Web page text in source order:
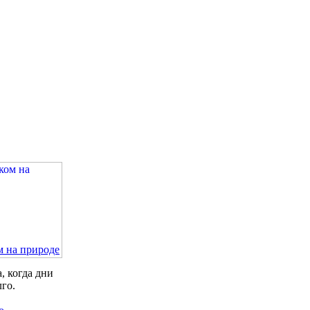
на природе
когда дни